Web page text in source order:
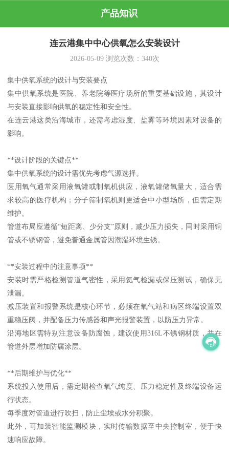
产品知识
连云港集中中心供氧怎么安装设计
2026-05-09浏览次数： 340次
集中供氧系统的设计与安装要点
集中供氧系统是医院、养老院等医疗场所的重要基础设施，其设计
与安装直接影响供氧的稳定性和安全性。
在连云港这类沿海城市，还需考虑湿度、盐雾等环境因素对设备的
影响。
**设计阶段的关键点**
集中供氧系统的设计需优先考虑气源选择。
医用氧气通常采用液氧罐或制氧机供应，液氧罐储氧量大，适合需
求较高的医疗机构；分子筛制氧机则更适合中小型场所，但需定期
维护。
管道布局应遵循“短距离、少分支”原则，减少压力损失，同时采用铜
管或不锈钢管，避免普通金属管因潮湿环境生锈。
**安装过程中的注意事项**
安装时需严格检测管道气密性，采用氦气检漏或保压测试，确保无
泄漏。
减压装置和报警系统是核心环节，必须在氧气站和病区终端设置双
重稳压阀，并配备压力传感器和声光报警装置，以防压力异常。
沿海地区需特别注意设备防腐蚀，建议使用316L不锈钢材质，并在
管道外层增加防腐涂层。
**后期维护与优化**
系统投入使用后，需定期检查氧气纯度、压力稳定性及终端设备运
行状态。
每季度对管道进行吹扫，防止尘埃或水分积聚。
此外，可加装智能监测模块，实时传输数据至中央控制室，便于快
速响应故障。